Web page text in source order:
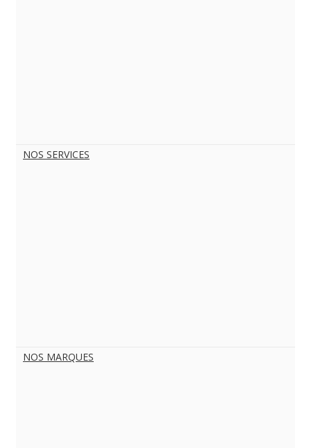
NOS SERVICES
NOS MARQUES